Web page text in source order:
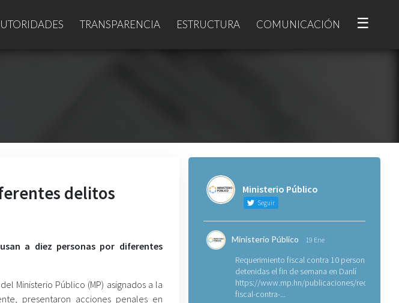
TRANSPARENCIA ESTRUCTURA COMUNICACIÓN ☰
delitos
a diez personas por diferentes
Ministerio Público (MP) asignados a la
presentaron acciones penales en
Ministerio Público
Seguir
Ministerio Público 19 Ene
Requerimiento fiscal contra 10 personas
detenidas el fin de semana en Danlí
https://www.mp.hn/publicaciones/
fiscal-contra-...